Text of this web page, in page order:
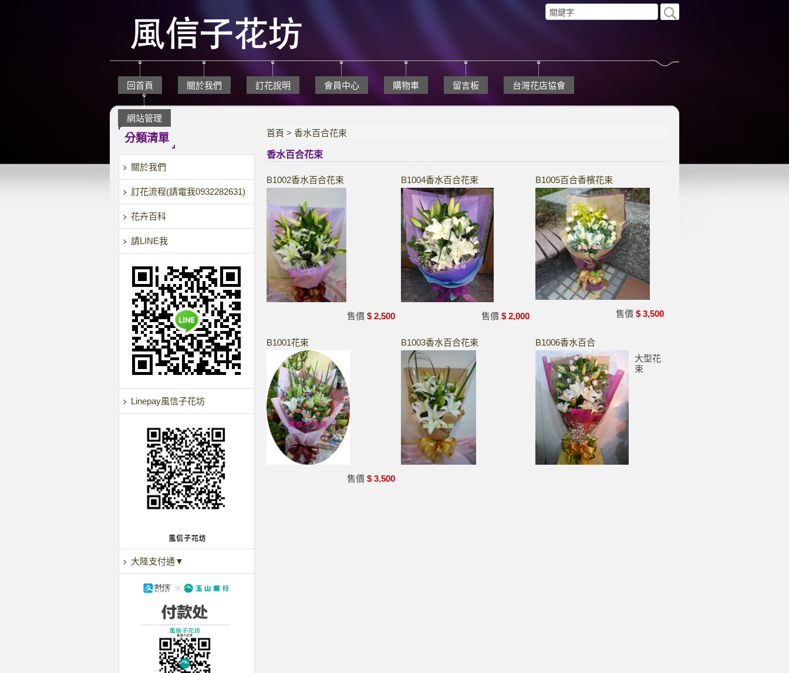
回首頁 關於我們 訂花說明 會員中心 購物車 留言板 台灣花店協會
網站管理
分類清單
關於我們
訂花流程(請電我0932282631)
花卉百科
請LINE我
Linepay風信子花坊
大陸支付通▼
首頁 >香水百合花束
香水百合花束
B1002香水百合花束
售價$ 2,500
B1004香水百合花束
售價$ 2,000
B1005百合香檳花束
售價$ 3,500
B1001花束
售價$ 3,500
B1003香水百合花束
B1006香水百合
大型花
束